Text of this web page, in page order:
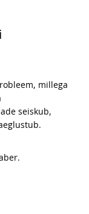
millega
seiskub,